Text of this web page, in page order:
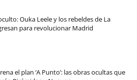
Ouka Leele y los rebeldes de La
para revolucionar Madrid
el plan ‘A Punto’: las obras ocultas que